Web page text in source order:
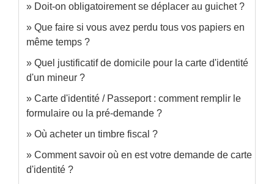
Doit-on obligatoirement se déplacer au guichet ?
Que faire si vous avez perdu tous vos papiers en
même temps ?
Quel justificatif de domicile pour la carte d'identité
d'un mineur ?
Carte d'identité / Passeport : comment remplir le
formulaire ou la pré-demande ?
Où acheter un timbre fiscal ?
Comment savoir où en est votre demande de carte
d'identité ?